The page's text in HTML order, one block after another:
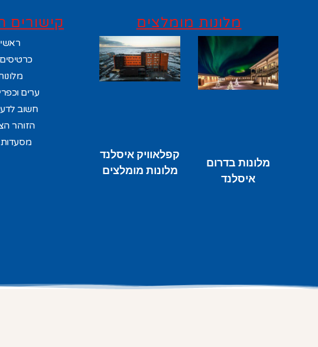
מלונות מומלצים
מלונות בדרום
איסלנד
קפלאוויק איסלנד
מלונות מומלצים
קישורים
ראשי
כרטיסים
ערים
חשוב
הזוהר
מסעדות